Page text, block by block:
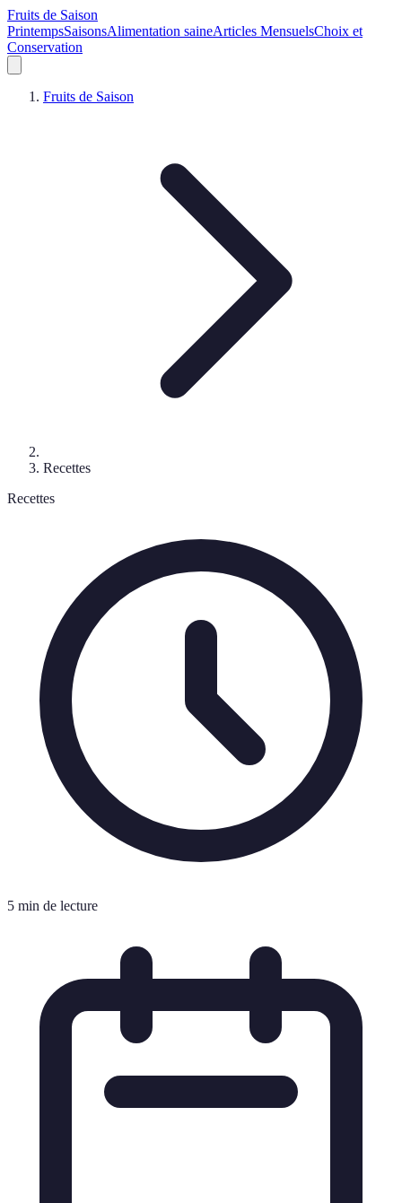
Fruits de Saison
PrintempsSaisonsAlimentation saineArticles MensuelsChoix et
Conservation
Fruits de Saison
Recettes
Recettes
5 min de lecture